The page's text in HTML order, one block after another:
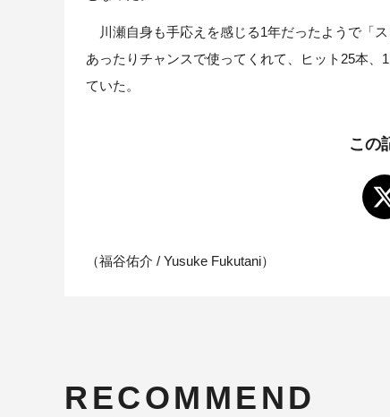
川瀬自身も手応えを感じる1年だったようで「
あったりチャンスで使ってくれて、ヒット25本
ていた。
この
（福谷佑介 / Yusuke Fukutani）
RECOMMEND